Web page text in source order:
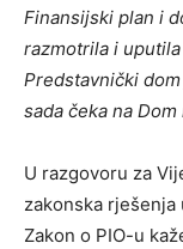
Finansijski plan i
razmotrila i
Predstavnički
sada čeka na Dom
U razgovoru za
zakonska
Zakon o PIO-u